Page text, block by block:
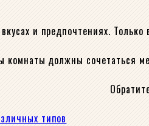
и предпочтениях.
должны сочетаться
типов